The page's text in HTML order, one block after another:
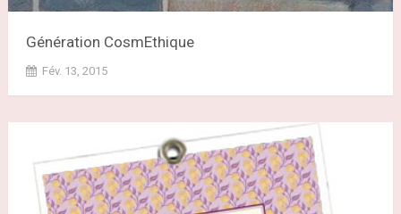
Génération CosmEthique
Fév. 13, 2015